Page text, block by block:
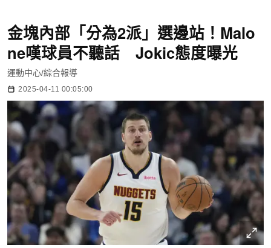
金塊內部「分為2派」選邊站！Malo
ne嘆球員不聽話 Jokic態度曝光
運動中心/綜合報導
2025-04-11 00:05:00